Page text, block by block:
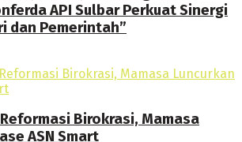
API Sulbar Perkuat Sinergi
dan Pemerintah”
Birokrasi, Mamasa
ASN Smart